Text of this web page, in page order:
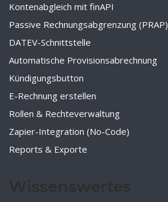
Kontenabgleich mit finAPI
Passive Rechnungsabgrenzung (PRAP)
DATEV-Schnittstelle
Automatische Provisionsabrechnung
Kündigungsbutton
E-Rechnung erstellen
Rollen & Rechteverwaltung
Zapier-Integration (No-Code)
Reports & Exporte